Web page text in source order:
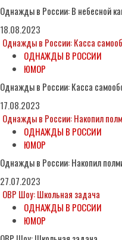
Однажды в России: В небесной
18.08.2023
Однажды в России: Касса
ОДНАЖДЫ В РОССИИ
ЮМОР
Однажды в России: Касса
17.08.2023
Однажды в России: Накопил
ОДНАЖДЫ В РОССИИ
ЮМОР
Однажды в России: Накопил
27.07.2023
ОВР Шоу: Школьная задача
ОДНАЖДЫ В РОССИИ
ЮМОР